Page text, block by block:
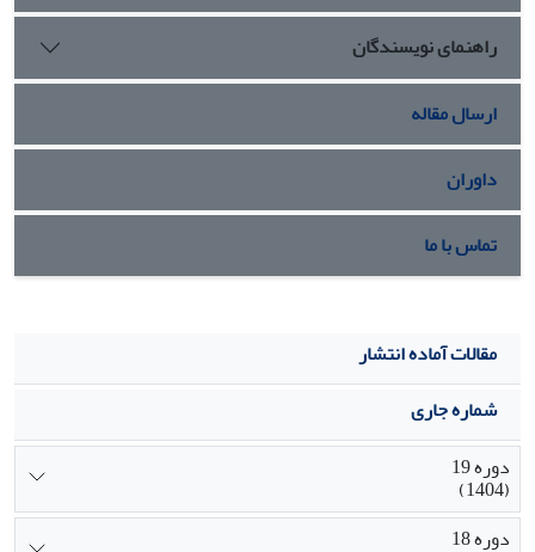
دادن به فرودستی، شخصیت­ شناسی، و از خود بیگانگی را در پی
داشته است. مقوله‌ی هسته نیز به «فروشندگی به مثابه
بهره‌کشی»، دلالت دارد.
راهنمای نویسندگان
ارسال مقاله
داوران
تماس با ما
مقالات آماده انتشار
شماره جاری
دوره 19
(1404)
دوره 18